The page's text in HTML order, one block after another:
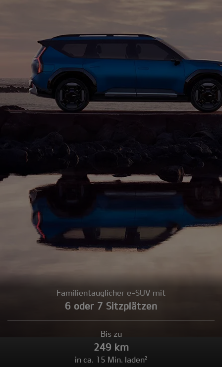
Familientauglicher e-SUV mit
6 oder 7 Sitzplätzen
Bis zu
249 km
in ca. 15 Min. laden²